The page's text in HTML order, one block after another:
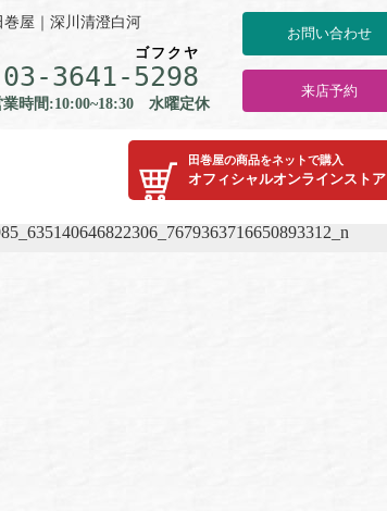
巻屋｜深川清澄白河
03-3641-5
ゴ
2
フ
9
ク
8
ヤ
業時間:10:00~18:30 水曜定休
来店予約
お問い合わせ
田巻屋の商品をネットで購入
オフィシャルオンラインストア